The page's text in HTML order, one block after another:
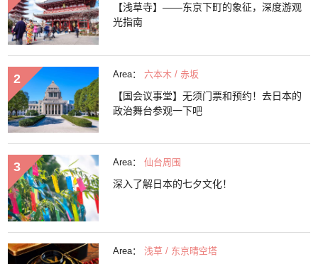
【浅草寺】——东京下町的象征，深度游观
光指南
Area： 六本木 / 赤坂
【国会议事堂】无须门票和预约！去日本的
政治舞台参观一下吧
Area： 仙台周围
深入了解日本的七夕文化！
Area： 浅草 / 东京晴空塔